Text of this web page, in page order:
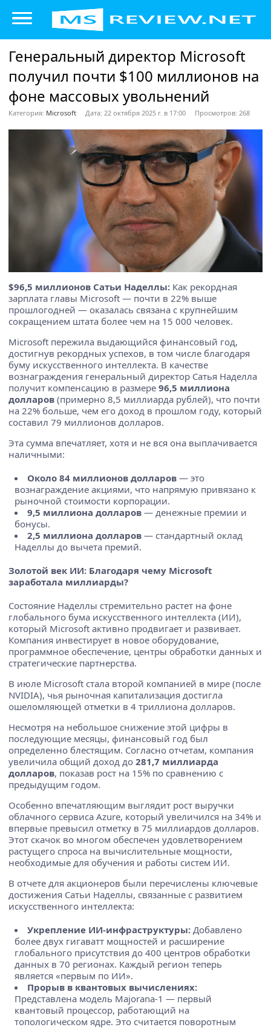
Генеральный директор Microsoft
получил почти $100 миллионов на
фоне массовых увольнений
Категория: Microsoft Дата: 22 октября 2025 г. в 17:00 Просмотров: 268
$96,5 миллионов Сатьи Наделлы: Как рекордная
зарплата главы Microsoft — почти в 22% выше
прошлогодней — оказалась связана с крупнейшим
сокращением штата более чем на 15 000 человек.
Microsoft пережила выдающийся финансовый год,
достигнув рекордных успехов, в том числе благодаря
буму искусственного интеллекта. В качестве
вознаграждения генеральный директор Сатья Наделла
получит компенсацию в размере 96,5 миллиона
долларов (примерно 8,5 миллиарда рублей), что почти
на 22% больше, чем его доход в прошлом году, который
составил 79 миллионов долларов.
Эта сумма впечатляет, хотя и не вся она выплачивается
наличными:
Около 84 миллионов долларов — это
вознаграждение акциями, что напрямую привязано к
рыночной стоимости корпорации.
9,5 миллиона долларов — денежные премии и
бонусы.
2,5 миллиона долларов — стандартный оклад
Наделлы до вычета премий.
Золотой век ИИ: Благодаря чему Microsoft
заработала миллиарды?
Состояние Наделлы стремительно растет на фоне
глобального бума искусственного интеллекта (ИИ),
который Microsoft активно продвигает и развивает.
Компания инвестирует в новое оборудование,
программное обеспечение, центры обработки данных и
стратегические партнерства.
В июле Microsoft стала второй компанией в мире (после
NVIDIA), чья рыночная капитализация достигла
ошеломляющей отметки в 4 триллиона долларов.
Несмотря на небольшое снижение этой цифры в
последующие месяцы, финансовый год был
определенно блестящим. Согласно отчетам, компания
увеличила общий доход до 281,7 миллиарда
долларов, показав рост на 15% по сравнению с
предыдущим годом.
Особенно впечатляющим выглядит рост выручки
облачного сервиса Azure, который увеличился на 34% и
впервые превысил отметку в 75 миллиардов долларов.
Этот скачок во многом обеспечен удовлетворением
растущего спроса на вычислительные мощности,
необходимые для обучения и работы систем ИИ.
В отчете для акционеров были перечислены ключевые
достижения Сатьи Наделлы, связанные с развитием
искусственного интеллекта:
Укрепление ИИ-инфраструктуры: Добавлено
более двух гигаватт мощностей и расширение
глобального присутствия до 400 центров обработки
данных в 70 регионах. Каждый регион теперь
является «первым по ИИ».
Прорыв в квантовых вычислениях:
Представлена модель Majorana-1 — первый
квантовый процессор, работающий на
топологическом ядре. Это считается поворотным